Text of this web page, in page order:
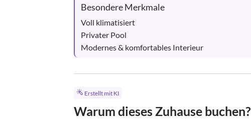
Besondere Merkmale
Voll klimatisiert
Privater Pool
Modernes & komfortables Interieur
Erstellt mit KI
Warum dieses Zuhause buchen?